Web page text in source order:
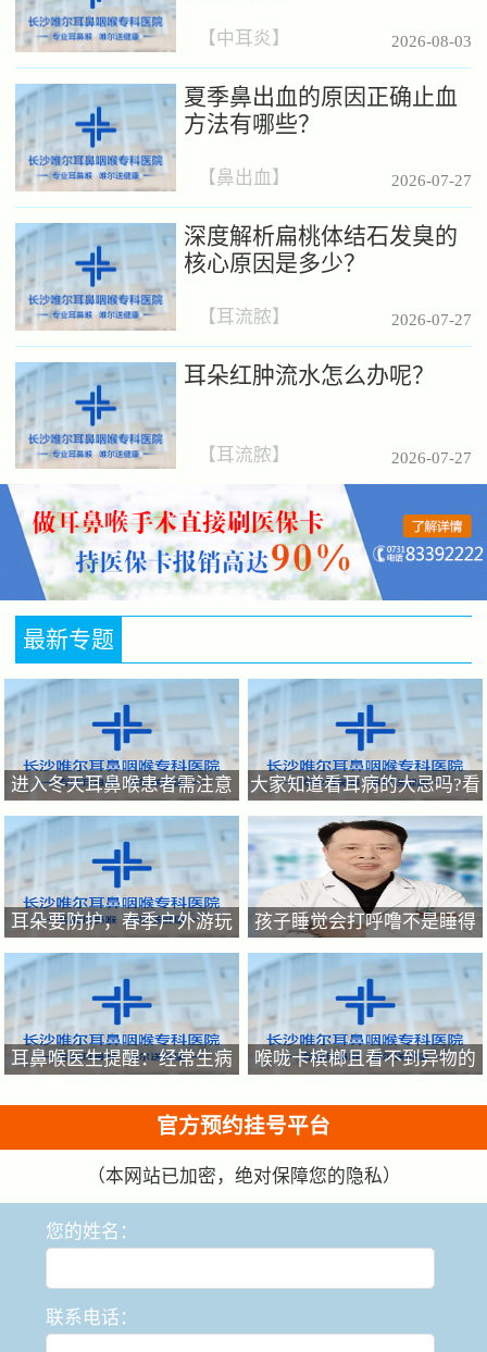
2026-08-03
【中耳炎 】
夏季鼻出血的原因正确止血
方法有哪些？
2026-07-27
【鼻出血 】
深度解析扁桃体结石发臭的
核心原因是多少？
2026-07-27
【耳流脓】
耳朵红肿流水怎么办呢？
2026-07-27
【耳流脓】
最新专题
进入冬天耳鼻喉患者需注意
如何呵护好你的耳鼻喉?
大家知道看耳病的大忌吗?看
耳病，关键在“早”耳病不能
拖
耳朵要防护，春季户外游玩
提防耳朵进异物，耳朵进异
物的正确处理方法
孩子睡觉会打呼噜不是睡得
香，家有呼噜娃要重视起来
耳鼻喉医生提醒：经常生病
喉咙卡槟榔且看不到异物的
官方预约挂号平台
（本网站已加密，绝对保障您的隐私）
您的姓名：
联系电话：